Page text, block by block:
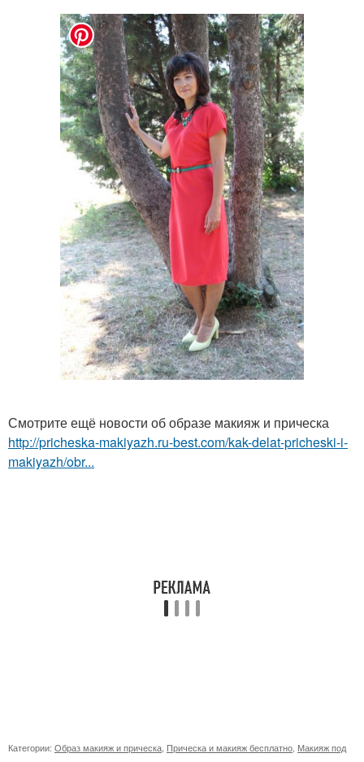
Смотрите ещё новости об образе макияж и прическа
http://pricheska-makiyazh.ru-best.com/kak-delat-pricheski-i-
makiyazh/obr...
Категории: Образ макияж и прическа Прическа и макияж бесплатно Макияж под